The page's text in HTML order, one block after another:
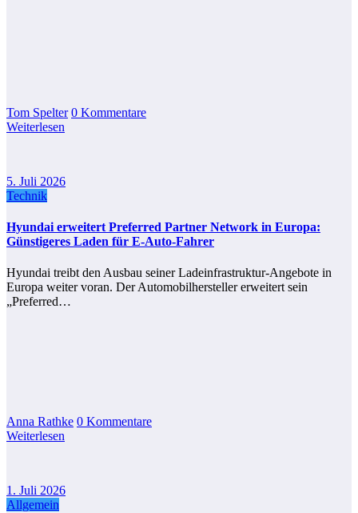
Tom Spelter 0 Kommentare
Weiterlesen
5. Juli 2026
Technik
Hyundai erweitert Preferred Partner Network in Europa:
Günstigeres Laden für E-Auto-Fahrer
Hyundai treibt den Ausbau seiner Ladeinfrastruktur-Angebote in
Europa weiter voran. Der Automobilhersteller erweitert sein
„Preferred…
Anna Rathke 0 Kommentare
Weiterlesen
1. Juli 2026
Allgemein